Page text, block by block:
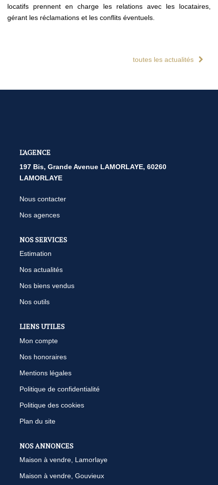
locatifs prennent en charge les relations avec les locataires,
gérant les réclamations et les conflits éventuels.
toutes les actualités
L'AGENCE
197 Bis, Grande Avenue LAMORLAYE, 60260
LAMORLAYE
Nous contacter
Nos agences
NOS SERVICES
Estimation
Nos actualités
Nos biens vendus
Nos outils
LIENS UTILES
Mon compte
Nos honoraires
Mentions légales
Politique de confidentialité
Politique des cookies
Plan du site
NOS ANNONCES
Maison à vendre, Lamorlaye
Maison à vendre, Gouvieux